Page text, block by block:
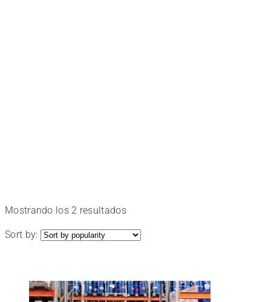
tuyo
disfruta
Mostrando los 2 resultadosOrdenado
popularidad
Sort by: